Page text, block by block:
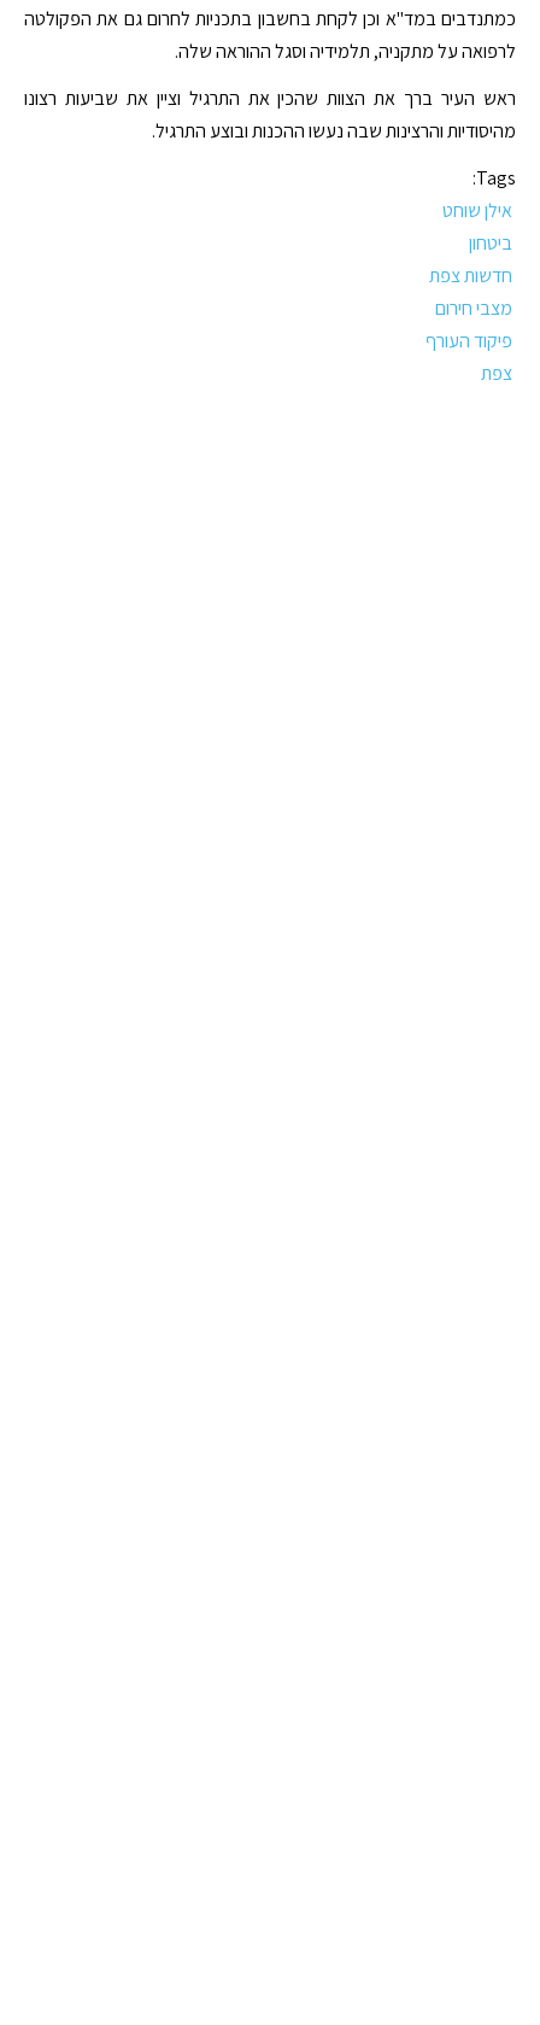
כמתנדבים במד"א וכן לקחת בחשבון בתכניות לחרום גם את הפקולטה
לרפואה על מתקניה, תלמידיה וסגל ההוראה שלה.
ראש העיר ברך את הצוות שהכין את התרגיל וציין את שביעות רצונו
מהיסודיות והרצינות שבה נעשו ההכנות ובוצע התרגיל.
Tags:
אילן שוחט
ביטחון
חדשות צפת
מצבי חירום
פיקוד העורף
צפת